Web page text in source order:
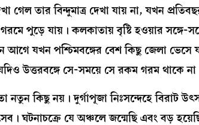
গেল তার বিন্দুমাত্র দেখা যায় না, যখন
পুড়ে যায়। কলকাতায় বৃষ্টি হওয়ার সঙ্গে-
যখন পশ্চিমবঙ্গের বেশ কিছু জেলা ভেসে
উত্তরবঙ্গে সে-সময়ে সে রকম গরম থাকে
কিছু নয়। দুর্গাপূজা নিঃসন্দেহে বিরাট
ঘটনাচক্রে যে অঞ্চলে জন্মেছি এবং বড়